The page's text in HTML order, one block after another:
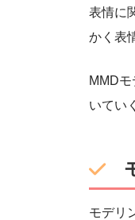
表情に
かく表
MMD
いてい
モデリ